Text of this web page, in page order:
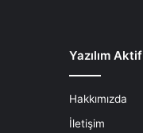
Yazılım Aktif
Hakkımızda
İletişim